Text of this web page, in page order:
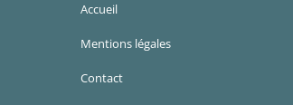
Accueil
Mentions légales
Contact